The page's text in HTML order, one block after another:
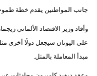
جانب المواطنين يقدم خطة
وأفاد وزير الاقتصاد الألماني
على اليونان سيجعل دولًا أخرى
مبدأ المعاملة بالمثل.